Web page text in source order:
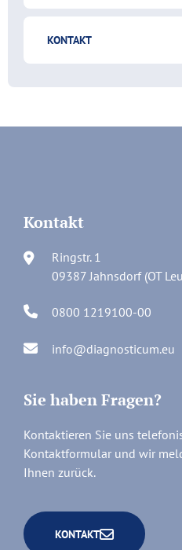
KONTAKT
Kontakt
Ringstr. 1
09387 Jahnsdorf (OT
0800 1219100-00
info@diagnosticum.eu
Sie haben Fragen?
Kontaktieren Sie uns
Kontaktformular und wir
Ihnen zurück.
KONTAKT